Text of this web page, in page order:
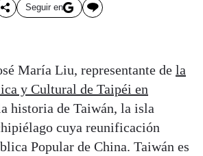
Seguir en
María Liu, representante de la
y Cultural de Taipéi en
historia de Taiwán, la isla
cuya reunificación
Popular de China. Taiwán es